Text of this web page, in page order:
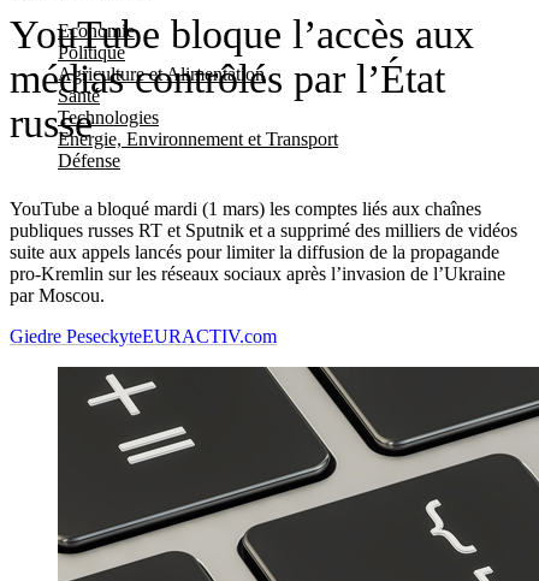
Economie
Politique
Agriculture et Alimentation
Santé
Technologies
Energie, Environnement et Transport
Défense
YouTube bloque l’accès aux
médias contrôlés par l’État
russe
YouTube a bloqué mardi (1 mars) les comptes liés aux chaînes
publiques russes RT et Sputnik et a supprimé des milliers de vidéos
suite aux appels lancés pour limiter la diffusion de la propagande
pro-Kremlin sur les réseaux sociaux après l’invasion de l’Ukraine
par Moscou.
Giedre PeseckyteEURACTIV.com